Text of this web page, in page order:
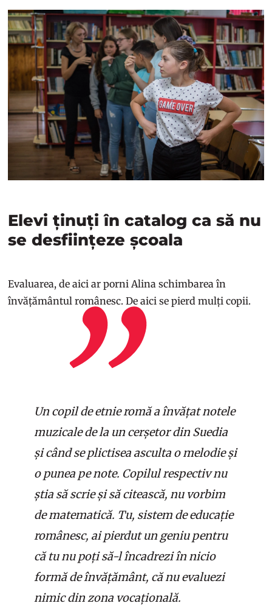
Elevi ținuți în catalog ca să nu
se desființeze școala
Evaluarea, de aici ar porni Alina schimbarea în
învățământul românesc. De aici se pierd mulți copii.
Un copil de etnie romă a învățat notele
muzicale de la un cerșetor din Suedia
și când se plictisea asculta o melodie și
o punea pe note. Copilul respectiv nu
știa să scrie și să citească, nu vorbim
de matematică. Tu, sistem de educație
românesc, ai pierdut un geniu pentru
că tu nu poți să-l încadrezi în nicio
formă de învățământ, că nu evaluezi
nimic din zona vocațională.